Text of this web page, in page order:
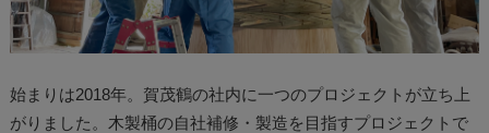
始まりは2018年。賀茂鶴の社内に一つのプロジェクトが立ち上
がりました。木製桶の自社補修・製造を目指すプロジェクトで